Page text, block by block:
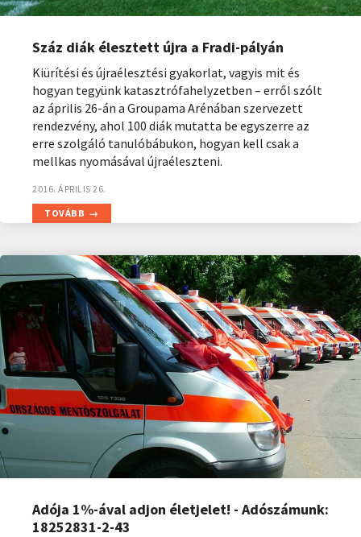
Száz diák élesztett újra a Fradi-pályán
Kiürítési és újraélesztési gyakorlat, vagyis mit és
hogyan tegyünk katasztrófahelyzetben – erről szólt
az április 26-án a Groupama Arénában szervezett
rendezvény, ahol 100 diák mutatta be egyszerre az
erre szolgáló tanulóbábukon, hogyan kell csak a
mellkas nyomásával újraéleszteni.
TOVÁBB
2016. ÁPRILIS 26.
Adója 1%-ával adjon életjelet! - Adószámunk:
18252831-2-43